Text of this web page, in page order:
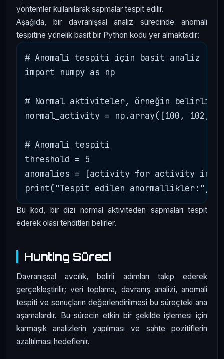
yöntemler kullanılarak sapmalar tespit edilir.
Aşağıda, bir davranışsal analiz sürecinde anomali
tespitine yönelik basit bir Python kodu yer almaktadır:
# Anomali tespiti için basit analiz
import numpy as np
# Normal aktiviteler, örneğin belirli
normal_activity = np.array([100, 102,
# Anomali tespiti
threshold = 5
anomalies = [activity for activity in
Bu kod, bir dizi normal aktiviteden sapmaları tespit
ederek olası tehditleri belirler.
Hunting Süreci
Davranışsal avcılık, belirli adımları takip ederek
gerçekleştirilir; veri toplama, davranış analizi, anomali
tespiti ve sonuçların değerlendirilmesi bu süreçteki ana
aşamalardır. Bu sürecin etkin bir şekilde işlemesi için
karmaşık analizlerin yapılması ve sahte pozitiflerin
azaltılması hedeflenir.